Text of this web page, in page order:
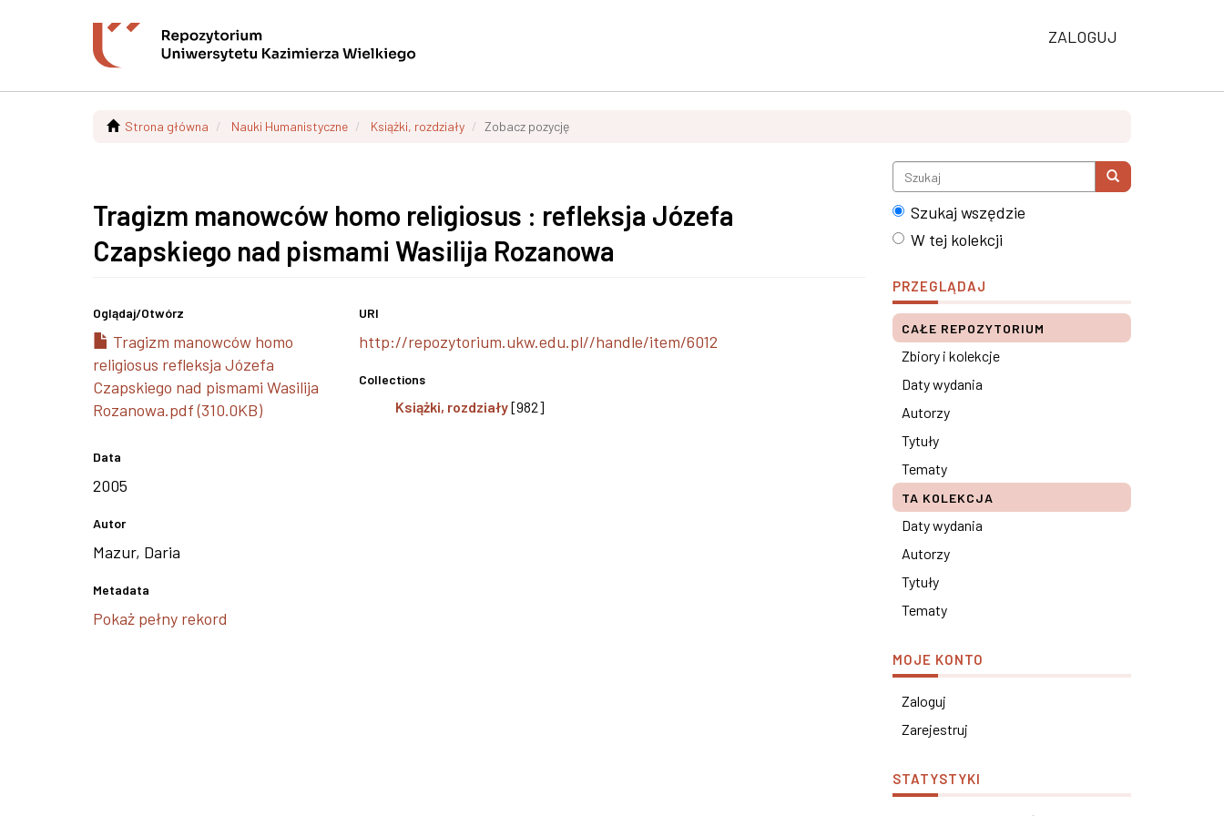
ZALOGUJ
Strona główna Nauki Humanistyczne Książki, rozdziały Zobacz pozycję
Tragizm manowców homo religiosus : refleksja Józefa
Czapskiego nad pismami Wasilija Rozanowa
Oglądaj/Otwórz
Tragizm manowców homo
religiosus refleksja Józefa
Czapskiego nad pismami Wasilija
Rozanowa.pdf (310.0KB)
Data
2005
Autor
Mazur, Daria
Metadata
Pokaż pełny rekord
URI
http://repozytorium.ukw.edu.pl//handle/item/6012
Collections
Książki, rozdziały[982]
Szukaj wszędzie
W tej kolekcji
PRZEGLĄDAJ
CAŁE REPOZYTORIUM
Zbiory i kolekcje
Daty wydania
Autorzy
Tytuły
Tematy
TA KOLEKCJA
Daty wydania
Autorzy
Tytuły
Tematy
MOJE KONTO
Zaloguj
Zarejestruj
STATYSTYKI